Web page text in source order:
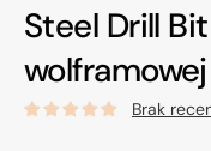
Steel Drill
wolframowej
Brak